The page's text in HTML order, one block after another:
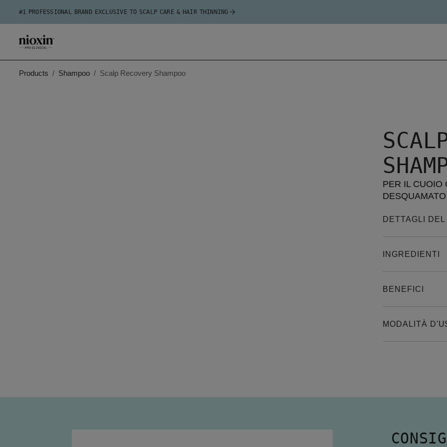
#1 PROFESSIONAL BRAND EXCLUSIVE TO SCALP CARE & HAIR THINNING
Products Shampoo Scalp Recovery Shampoo
PER IL CUOIO
DETTAGLI
INGREDIENTI
BENEFICI
MODALITÀ